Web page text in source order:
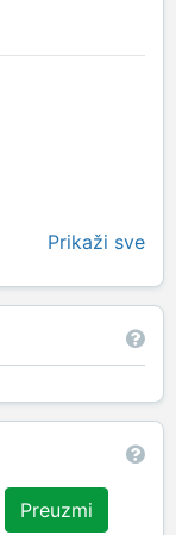
Prikaži sve
Preuzmi